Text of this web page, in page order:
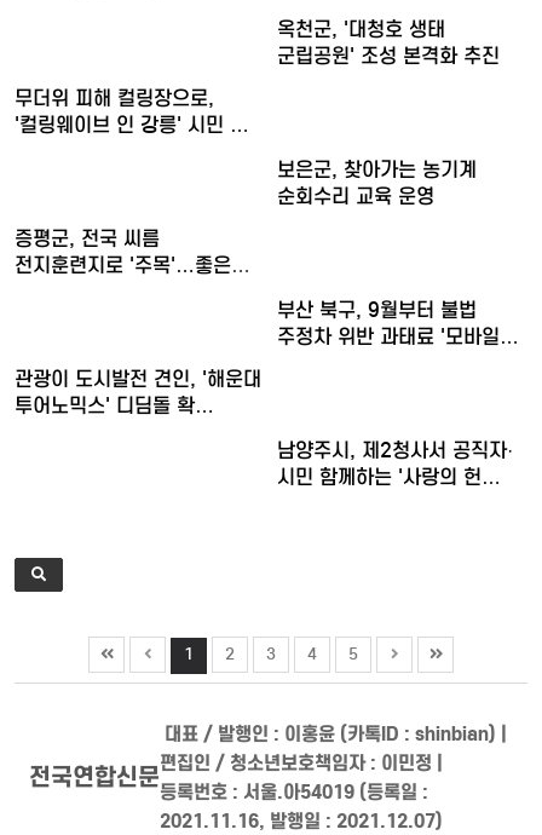
옥천군, '대청호 생태
군립공원' 조성 본격화 추진
무더위 피해 컬링장으로,
'컬링웨이브 인 강릉' 시민 …
보은군, 찾아가는 농기계
순회수리 교육 운영
증평군, 전국 씨름
전지훈련지로 '주목'…좋은
부산 북구, 9월부터 불법
주정차 위반 과태료 '모바일…
관광이 도시발전 견인, '해운대
투어노믹스' 디딤돌 확…
남양주시, 제2청사서 공직자·
시민 함께하는 '사랑의 헌…
1 2 3 4 5
전국연합신문
대표 / 발행인 : 이홍윤 (카톡ID : shinbian) |
편집인 / 청소년보호책임자 : 이민정 |
등록번호 : 서울.아54019 (등록일 :
2021.11.16, 발행일 : 2021.12.07)